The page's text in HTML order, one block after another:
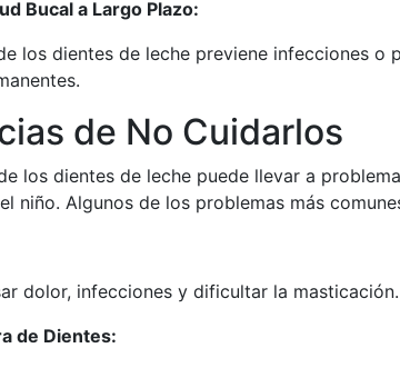
Bucal a Largo Plazo:
los dientes de leche previene infecciones o
de No Cuidarlos
los dientes de leche puede llevar a
niño. Algunos de los problemas más
dolor, infecciones y dificultar la masticación.
de Dientes: